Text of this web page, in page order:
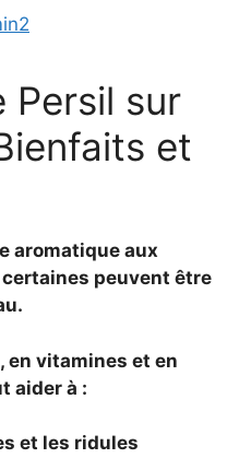
Persil sur
et
aromatique aux
peuvent être
en vitamines et en
aider à :
et les ridules